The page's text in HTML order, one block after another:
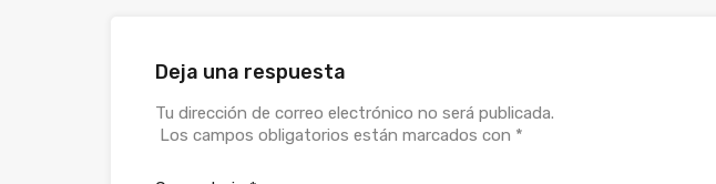
Deja una respuesta
Tu dirección de correo electrónico no será publicada.
Los campos obligatorios están marcados con *
Alternative: